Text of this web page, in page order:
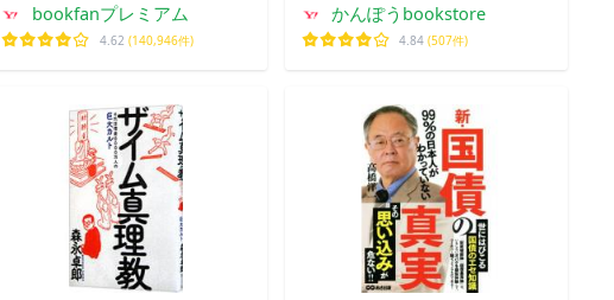
bookfanプレミアム
4.62 (140,946件)
かんぽうbookstore
4.84 (507件)